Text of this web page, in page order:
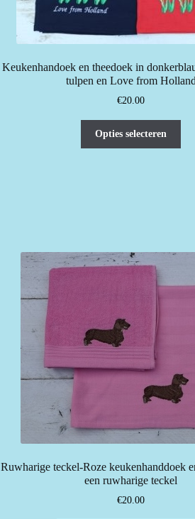
Keukenhandoek en theedoek in
tulpen en Love from Holland
€20.00
Opties selecteren
op
Ruwharige teckel-Roze keukenhanddoek
een ruwharige teckel
€20.00